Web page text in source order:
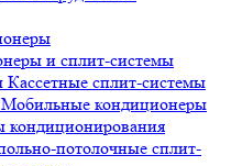
и сплит-системы
Кассетные сплит-системы
Мобильные кондиционеры
кондиционирования
потолочные сплит-